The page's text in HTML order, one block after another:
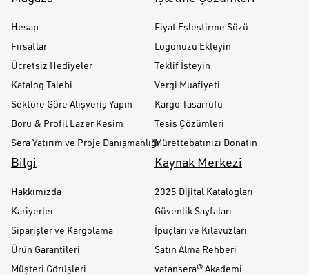
Hesap
Fırsatlar
Ücretsiz Hediyeler
Katalog Talebi
Sektöre Göre Alışveriş Yapın
Boru & Profil Lazer Kesim
Sera Yatırım ve Proje Danışmanlığı
Fiyat Eşleştirme Sözü
Logonuzu Ekleyin
Teklif İsteyin
Vergi Muafiyeti
Kargo Tasarrufu
Tesis Çözümleri
Mürettebatınızı Donatın
Bilgi
Hakkımızda
Kariyerler
Siparişler ve Kargolama
Ürün Garantileri
Müşteri Görüşleri
Kaynak Merkezi
2025 Dijital Katalogları
Güvenlik Sayfaları
İpuçları ve Kılavuzları
Satın Alma Rehberi
vatansera® Akademi